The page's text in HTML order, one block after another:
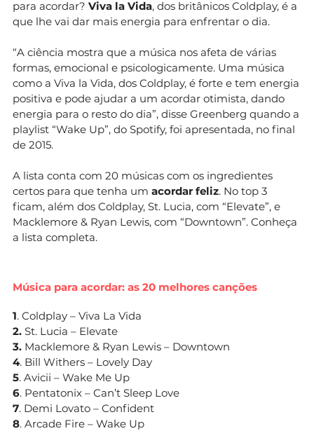
para acordar? Viva la Vida, dos britânicos Coldplay, é a
que lhe vai dar mais energia para enfrentar o dia.
“A ciência mostra que a música nos afeta de várias
formas, emocional e psicologicamente. Uma música
como a Viva la Vida, dos Coldplay, é forte e tem energia
positiva e pode ajudar a um acordar otimista, dando
energia para o resto do dia”, disse Greenberg quando a
playlist “Wake Up”, do Spotify, foi apresentada, no final
de 2015.
A lista conta com 20 músicas com os ingredientes
certos para que tenha um acordar feliz. No top 3
ficam, além dos Coldplay, St. Lucia, com “Elevate”, e
Macklemore & Ryan Lewis, com “Downtown”. Conheça
a lista completa.
Música para acordar: as 20 melhores canções
1. Coldplay – Viva La Vida
2. St. Lucia – Elevate
3. Macklemore & Ryan Lewis – Downtown
4. Bill Withers – Lovely Day
5. Avicii – Wake Me Up
6. Pentatonix – Can’t Sleep Love
7. Demi Lovato – Confident
8. Arcade Fire – Wake Up